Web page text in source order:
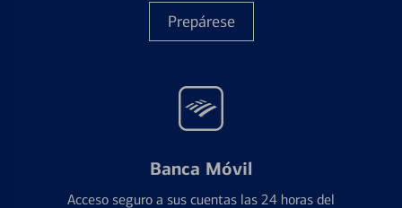
Prepárese
Banca Móvil
Acceso seguro a sus cuentas las 24 horas del